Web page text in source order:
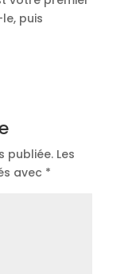
puis
publiée. Les
avec *